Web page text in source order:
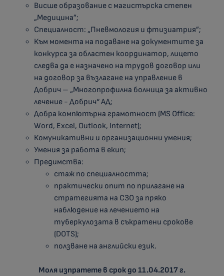
Висше образование с магистърска степен
„Медицина”;
Специалност: „Пневмология и фтизиатрия”;
Към момента на подаване на документите за
конкурса за областен координатор, лицето
следва да е назначено на трудов договор или
на договор за възлагане на управление в
Добрич – „Многопрофилна болница за активно
лечение - Добрич“ АД;
Добра компютърна грамотност (MS Office:
Word, Excel, Outlook, Internet);
Комуникативни и организационни умения;
Умения за работа в екип;
Предимства:
стаж по специалността;
практически опит по прилагане на
стратегията на СЗО за пряко
наблюдение на лечението на
туберкулозата в съкратени срокове
(DOTS);
ползване на английски език.
Моля изпратете в срок до 11.04.2017г.